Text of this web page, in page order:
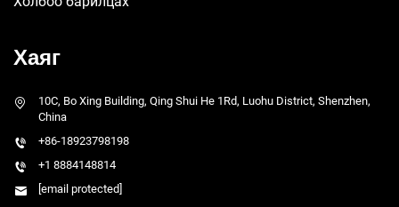
Хаяг
10C, Bo Xing Building, Qing Shui He 1Rd, Luohu District, Shenzhen,
China
+86-18923798198
+1 8884148814
[email protected]